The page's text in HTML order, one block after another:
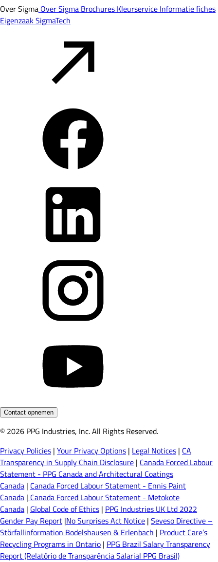
Over Sigma Over Sigma Brochures Kleurservice Informatie fiches
EigenzaakSigmaTech
Contact opnemen
© 2026 PPG Industries, Inc. All Rights Reserved.
Privacy Policies | Your Privacy Options | Legal Notices | CA
Transparency in Supply Chain Disclosure | Canada Forced Labour
Statement - PPG Canada and Architectural Coatings
Canada | Canada Forced Labour Statement - Ennis Paint
Canada | Canada Forced Labour Statement - Metokote
Canada | Global Code of Ethics | PPG Industries UK Ltd 2022
Gender Pay Report |No Surprises Act Notice | Seveso Directive –
Störfallinformation Bodelshausen & Erlenbach | Product Care’s
Recycling Programs in Ontario | PPG Brazil Salary Transparency
Report (Relatório de Transparência Salarial PPG Brasil)